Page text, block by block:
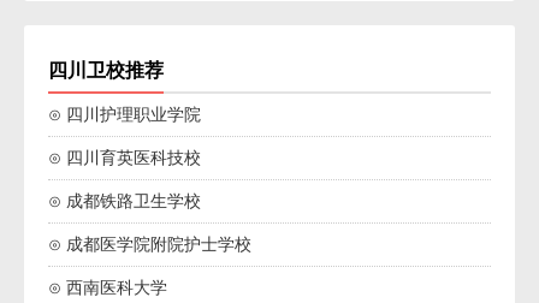
四川卫校推荐
⊙ 四川护理职业学院
⊙ 四川育英医科技校
⊙ 成都铁路卫生学校
⊙ 成都医学院附院护士学校
⊙ 西南医科大学